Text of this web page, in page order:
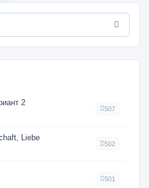
2
507
Liebe
502
501